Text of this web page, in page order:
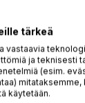
tärkeä
vastaavia
ja teknisesti
(esim.
käytetään.